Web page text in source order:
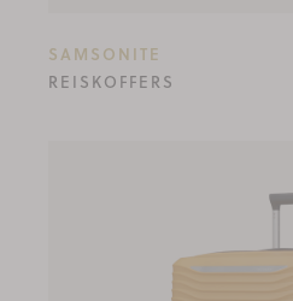
SAMSONITE
REISKOFFERS